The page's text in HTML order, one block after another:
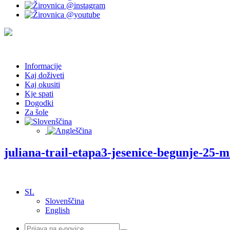
Informacije
Kaj doživeti
Kaj okusiti
Kje spati
Dogodki
Za šole
juliana-trail-etapa3-jesenice-begunje-25-
SL
Slovenščina
English